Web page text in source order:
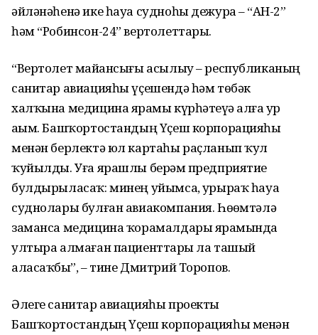
әйләнәһенә ике һауа судноһы дежурҙа – “АН-2”
һәм “Робинсон-24” вертолеттары.
“Вертолет майҙансығы асылыу – республиканың
санитар авиацияһы үҫешендә һәм төбәк
халҡына медицина ярҙамы күрһәтеүҙә алға ҙур
аҙым. Башҡортостандың Үҫеш корпорацияһы
менән берлектә юл картаһы раҫланып ҡул
ҡуйылды. Уға ярашлы берҙәм предприятие
булдырыласаҡ: минең уйымса, ҙурыраҡ һауа
суднолары булған авиакомпания. Һөҙөмтәлә
заманса медицина ҡорамалдары ярҙамында
ултыра алмаған пациенттарҙы ла ташый
аласаҡбыҙ”, – тине Дмитрий Торопов.
Әлеге санитар авиацияһы проекты
Башҡортостандың Үҫеш корпорацияһы менән